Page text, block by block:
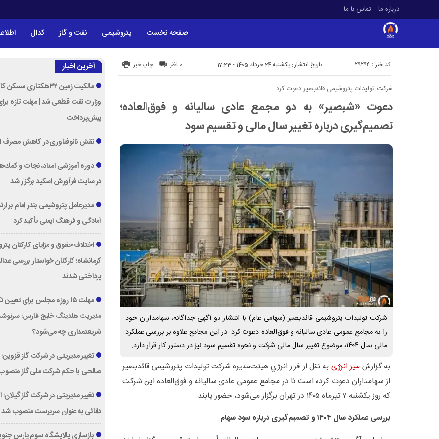
درباره ما تماس با ما
صفحه نخست پتروشیمی نفت و گاز کدال
تاریخ انتشار : یکشنبه 24 خرداد 1405 - 17:23 کد خبر : 29294 چاپ خبر 0 نظر
شرکت تولیدات پتروشیمی قائدبصیر دعوت کرد
دعوت «شبصیر» به دو مجمع عادی سالیانه و فوق‌العاده؛
تصمیم‌گیری درباره تغییر سال مالی و تقسیم سود
شرکت تولیدات پتروشیمی قائدبصیر (سهامی عام) با انتشار دو آگهی جداگانه، سهامداران خود
را به مجامع عمومی عادی سالیانه و فوق‌العاده دعوت کرد. در این مجامع علاوه بر بررسی عملکرد
مالی سال ۱۴۰۴، موضوع تغییر سال مالی شرکت و نحوه تقسیم سود نیز در دستور کار قرار دارد.
به گزارشمیز انرژیبه نقل از فراز انرژي هیئت‌مدیره شرکت تولیدات پتروشیمی قائدبصیر
از سهامداران دعوت کرده است تا در مجامع عمومی عادی سالیانه و فوق‌العاده این شرکت
که روز یکشنبه ۷ تیرماه ۱۴۰۵ در تهران برگزار می‌شود، حضور یابند.
بررسی عملکرد سال ۱۴۰۴ و تصمیم‌گیری درباره سود سهام
آخرین اخبار
مالکیت زمین ۳۲ هکتاری
وزارت نفت قطعی شد | مهلت تازه
پیش‌پرداخت
نقش نانوفناوری در کاهش مصرف
دوره آموزشی امداد، نجات و
در سایت فرآورش اسكید برگزار شد
مدیرعامل پتروشیمی بندر امام بر
آمادگی و فرهنگ ایمنی تأکید کرد
اختلاف حقوق و مزایای کارکنان
کرمانشاه؛ کارکنان خواستار بررسی
پرداختی شدند
مهلت ۱۵ روزه مجلس برای
مدیریت هلدینگ خلیج فارس؛
شریعتمداری چه می‌شود؟
تغییر مدیریتی در شرکت گاز
صالحی با حکم شرکت ملی گاز
تغییر مدیریتی در شرکت گاز گیلان؛
دانائی به عنوان سرپرست منصوب شد
بازسازی پالایشگاه سوم پارس
پیوست؛ تحولی نو با تکیه بر
دوباره می‌سازیم؛ بهتر از قبل
در پتروشیمی داراب، تخصص جای خود را به «ارتقای
مدرک در میانه راه» داده است!
قلب انرژی تدبیر دکتر